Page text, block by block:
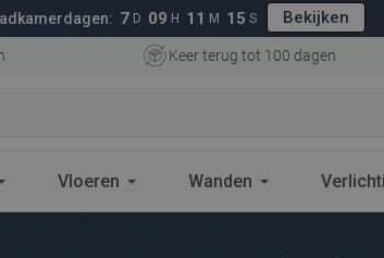
7 D 09 H 11 M 13 S Bekijken
Keer terug tot 100 dagen
Vloeren Wanden